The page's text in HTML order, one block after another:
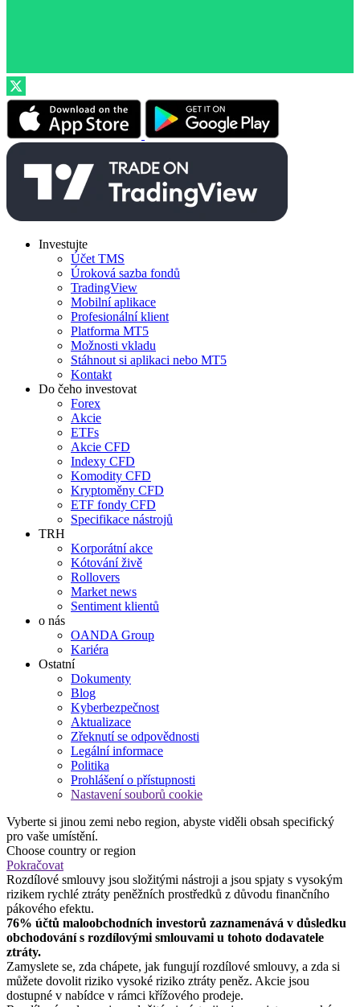
Investujte
Účet TMS
Úroková sazba fondů
TradingView
Mobilní aplikace
Profesionální klient
Platforma MT5
Možnosti vkladu
Stáhnout si aplikaci nebo MT5
Kontakt
Do čeho investovat
Forex
Akcie
ETFs
Akcie CFD
Indexy CFD
Komodity CFD
Kryptoměny CFD
ETF fondy CFD
Specifikace nástrojů
TRH
Korporátní akce
Kótování živě
Rollovers
Market news
Sentiment klientů
o nás
OANDA Group
Kariéra
Ostatní
Dokumenty
Blog
Kyberbezpečnost
Aktualizace
Zřeknutí se odpovědnosti
Legální informace
Politika
Prohlášení o přístupnosti
Nastavení souborů cookie
Vyberte si jinou zemi nebo region, abyste viděli obsah specifický
pro vaše umístění.
Choose country or region
Pokračovat
Rozdílové smlouvy jsou složitými nástroji a jsou spjaty s vysokým
rizikem rychlé ztráty peněžních prostředků z důvodu finančního
pákového efektu.
76% účtů maloobchodních investorů zaznamenává v důsledku
obchodování s rozdílovými smlouvami u tohoto dodavatele
ztráty.
Zamyslete se, zda chápete, jak fungují rozdílové smlouvy, a zda si
můžete dovolit riziko vysoké riziko ztráty peněz. Akcie jsou
dostupné v nabídce v rámci křížového prodeje.